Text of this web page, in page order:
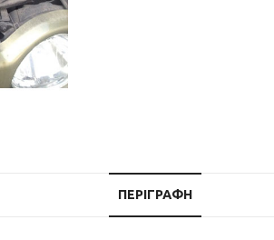
ΠΕΡΙΓΡΑΦΉ